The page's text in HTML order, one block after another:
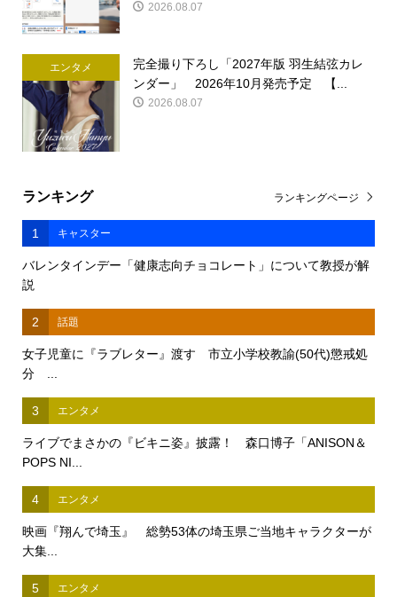
2026.08.07
エンタメ
完全撮り下ろし「2027年版 羽生結弦カレ
ンダー」 2026年10月発売予定 【...
2026.08.07
ランキング
1 キャスター
バレンタインデー「健康志向チョコレート」について教授が解
説
2 話題
女子児童に『ラブレター』渡す 市立小学校教諭(50代)懲戒処
分 ...
3 エンタメ
ライブでまさかの『ビキニ姿』披露！ 森口博子「ANISON＆
POPS NI...
4 エンタメ
映画『翔んで埼玉』 総勢53体の埼玉県ご当地キャラクターが
大集...
5 エンタメ
ランキングページ